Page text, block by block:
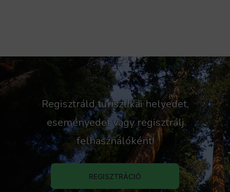
Regisztráld turisztikai helyedet,
eseményedet vagy regisztrálj
felhasználóként!
REGISZTRÁCIÓ